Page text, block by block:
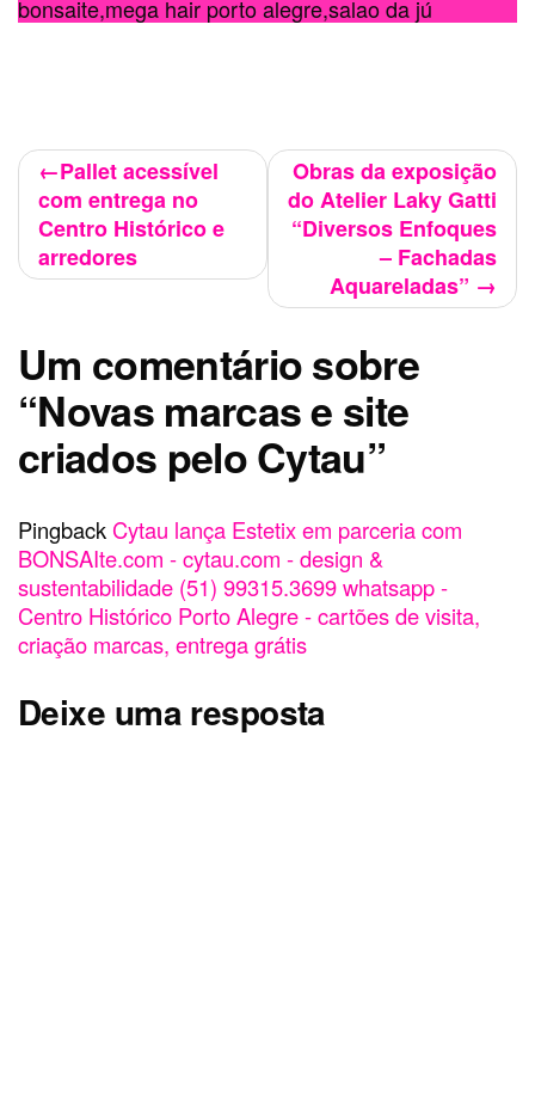
bonsaite,mega hair porto alegre,salao da jú
Navegação
de
Post
Pallet acessível
com entrega no
Centro Histórico e
arredores
Obras da exposição
do Atelier Laky Gatti
“Diversos Enfoques
– Fachadas
Aquareladas”
Um comentário sobre
“Novas marcas e site
criados pelo Cytau”
Pingback Cytau lança Estetix em parceria com
BONSAIte.com - cytau.com - design &
sustentabilidade (51) 99315.3699 whatsapp -
Centro Histórico Porto Alegre - cartões de visita,
criação marcas, entrega grátis
Deixe uma resposta